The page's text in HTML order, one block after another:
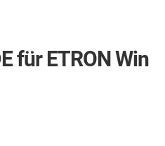
für ETRON Win